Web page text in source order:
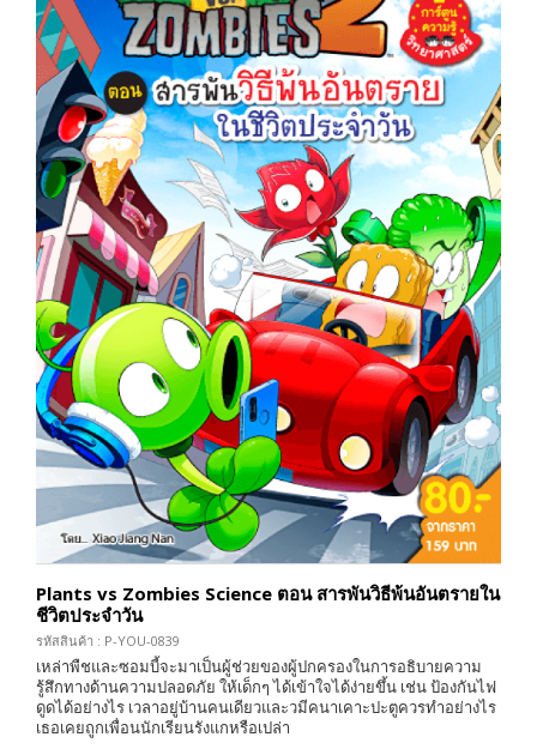
Plants vs Zombies Science ตอน สารพันวิธีพ้นอันตรายใน
ชีวิตประจำวัน
รหัสสินค้า : P-YOU-0839
เหล่าพืชและซอมบี้จะมาเป็นผู้ช่วยของผู้ปกครองในการอธิบายความ
รู้สึกทางด้านความปลอดภัย ให้เด็กๆ ได้เข้าใจได้ง่ายขึ้น เช่น ป้องกันไฟ
ดูดได้อย่างไร เวลาอยู่บ้านคนเดียวและวมีคนาเคาะปะตูควรทำอย่างไร
เธอเคยถูกเพื่อนนักเรียนรังแกหรือเปล่า